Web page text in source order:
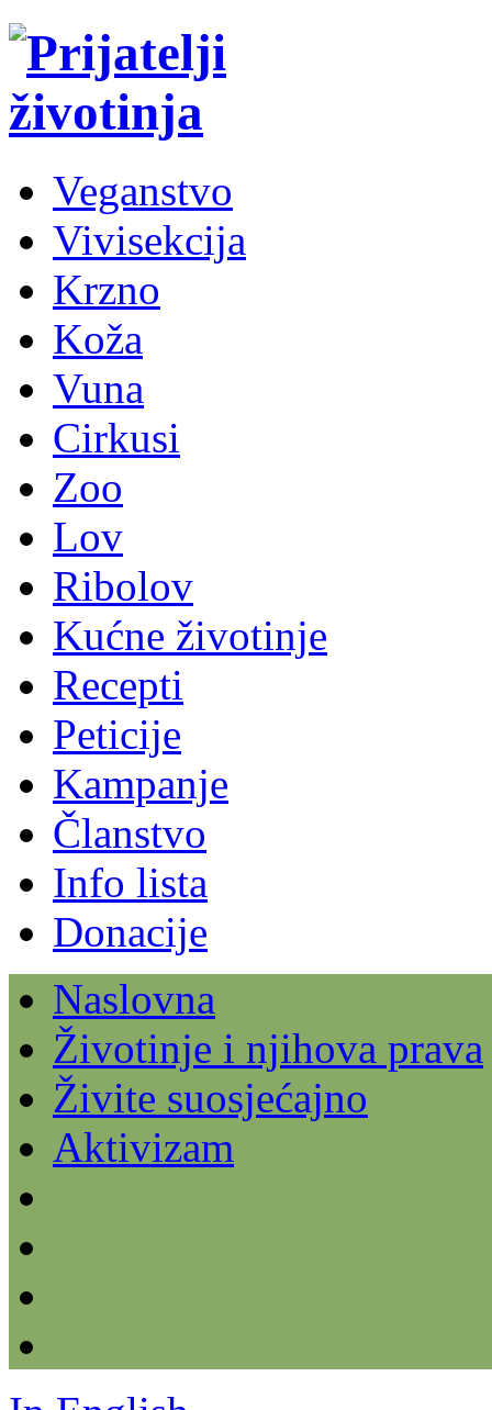
Veganstvo
Vivisekcija
Krzno
Koža
Vuna
Cirkusi
Zoo
Lov
Ribolov
Kućne životinje
Recepti
Peticije
Kampanje
Članstvo
Info lista
Donacije
Naslovna
Životinje i njihova prava
Živite suosjećajno
Aktivizam